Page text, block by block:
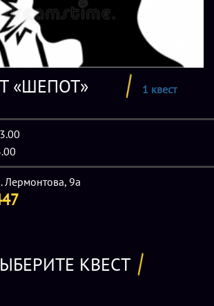
«ШЕПОТ» 1 квест
Лермонтова, 9а
КВЕСТ